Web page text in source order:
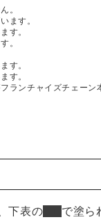
。
ます。
す。
。
す。
す。
ランチャイズチェーン
下表の で塗ら